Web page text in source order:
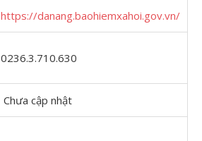
https://danang.baohiemxahoi.gov.vn/
0236.3.710.630
Chưa cập nhật